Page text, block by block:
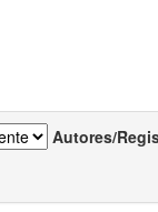
Autores/